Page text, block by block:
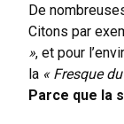
De
Citons par
», et pour
la « Fresque
Parce que la